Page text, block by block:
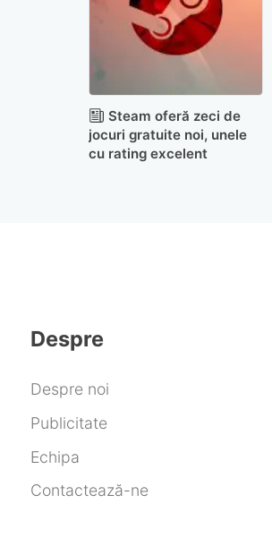
Steam oferă zeci de
jocuri gratuite noi, unele
cu rating excelent
Despre
Despre noi
Publicitate
Echipa
Contactează-ne